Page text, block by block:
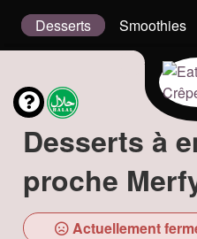
Desserts Smoothies
Desserts à
proche
Actuellement